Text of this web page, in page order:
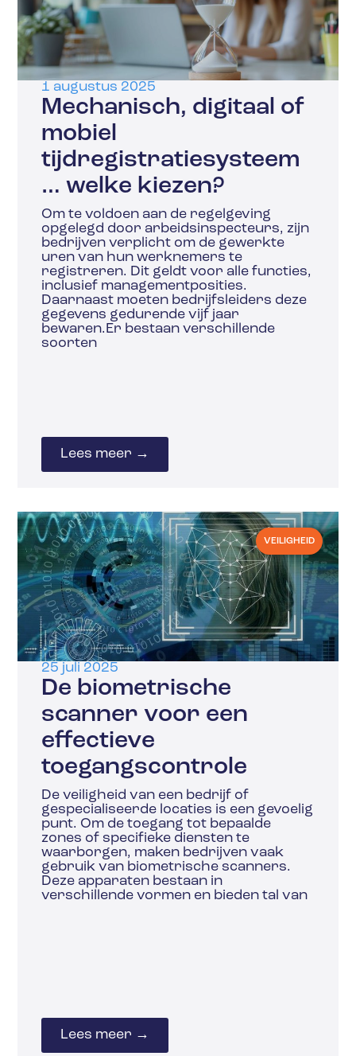
1 augustus 2025
Mechanisch, digitaal of
mobiel
tijdregistratiesysteem
… welke kiezen?
Om te voldoen aan de regelgeving
opgelegd door arbeidsinspecteurs, zijn
bedrijven verplicht om de gewerkte
uren van hun werknemers te
registreren. Dit geldt voor alle functies,
inclusief managementposities.
Daarnaast moeten bedrijfsleiders deze
gegevens gedurende vijf jaar
bewaren.Er bestaan verschillende
soorten
Lees meer →
VEILIGHEID
25 juli 2025
De biometrische
scanner voor een
effectieve
toegangscontrole
De veiligheid van een bedrijf of
gespecialiseerde locaties is een gevoelig
punt. Om de toegang tot bepaalde
zones of specifieke diensten te
waarborgen, maken bedrijven vaak
gebruik van biometrische scanners.
Deze apparaten bestaan in
verschillende vormen en bieden tal van
Lees meer →